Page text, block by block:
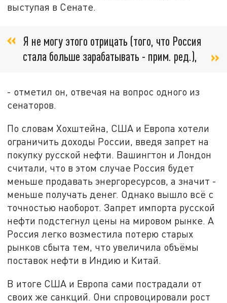
выступая в Сенате.
Я не могу этого отрицать (того, что Россия
стала больше зарабатывать - прим. ред.),
- отметил он, отвечая на вопрос одного из
сенаторов.
По словам Хохштейна, США и Европа хотели
ограничить доходы России, введя запрет на
покупку русской нефти. Вашингтон и Лондон
считали, что в этом случае Россия будет
меньше продавать энергоресурсов, а значит -
меньше получать денег. Однако вышло всё с
точностью наоборот. Запрет импорта русской
нефти подстегнул цены на мировом рынке. А
Россия легко возместила потерю старых
рынков сбыта тем, что увеличила объёмы
поставок нефти в Индию и Китай.
В итоге США и Европа сами пострадали от
своих же санкций. Они спровоцировали рост